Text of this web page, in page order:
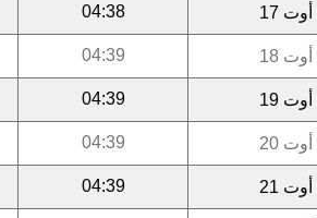
أوت 17 04:38
أوت 18 04:39
أوت 19 04:39
أوت 20 04:39
أوت 21 04:39